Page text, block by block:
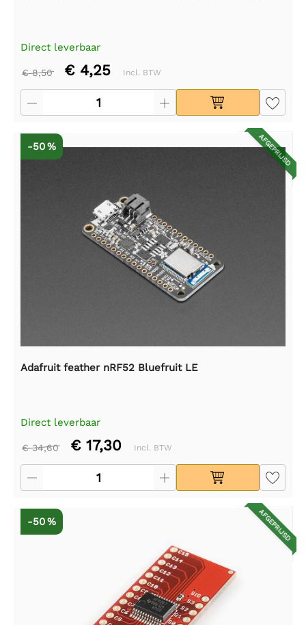
Direct leverbaar
€ 8,50 € 4,25 Incl. BTW
AFGEPRIJSD
-50 %
Adafruit feather nRF52 Bluefruit LE
Direct leverbaar
€ 34,60 € 17,30 Incl. BTW
AFGEPRIJSD
-50 %